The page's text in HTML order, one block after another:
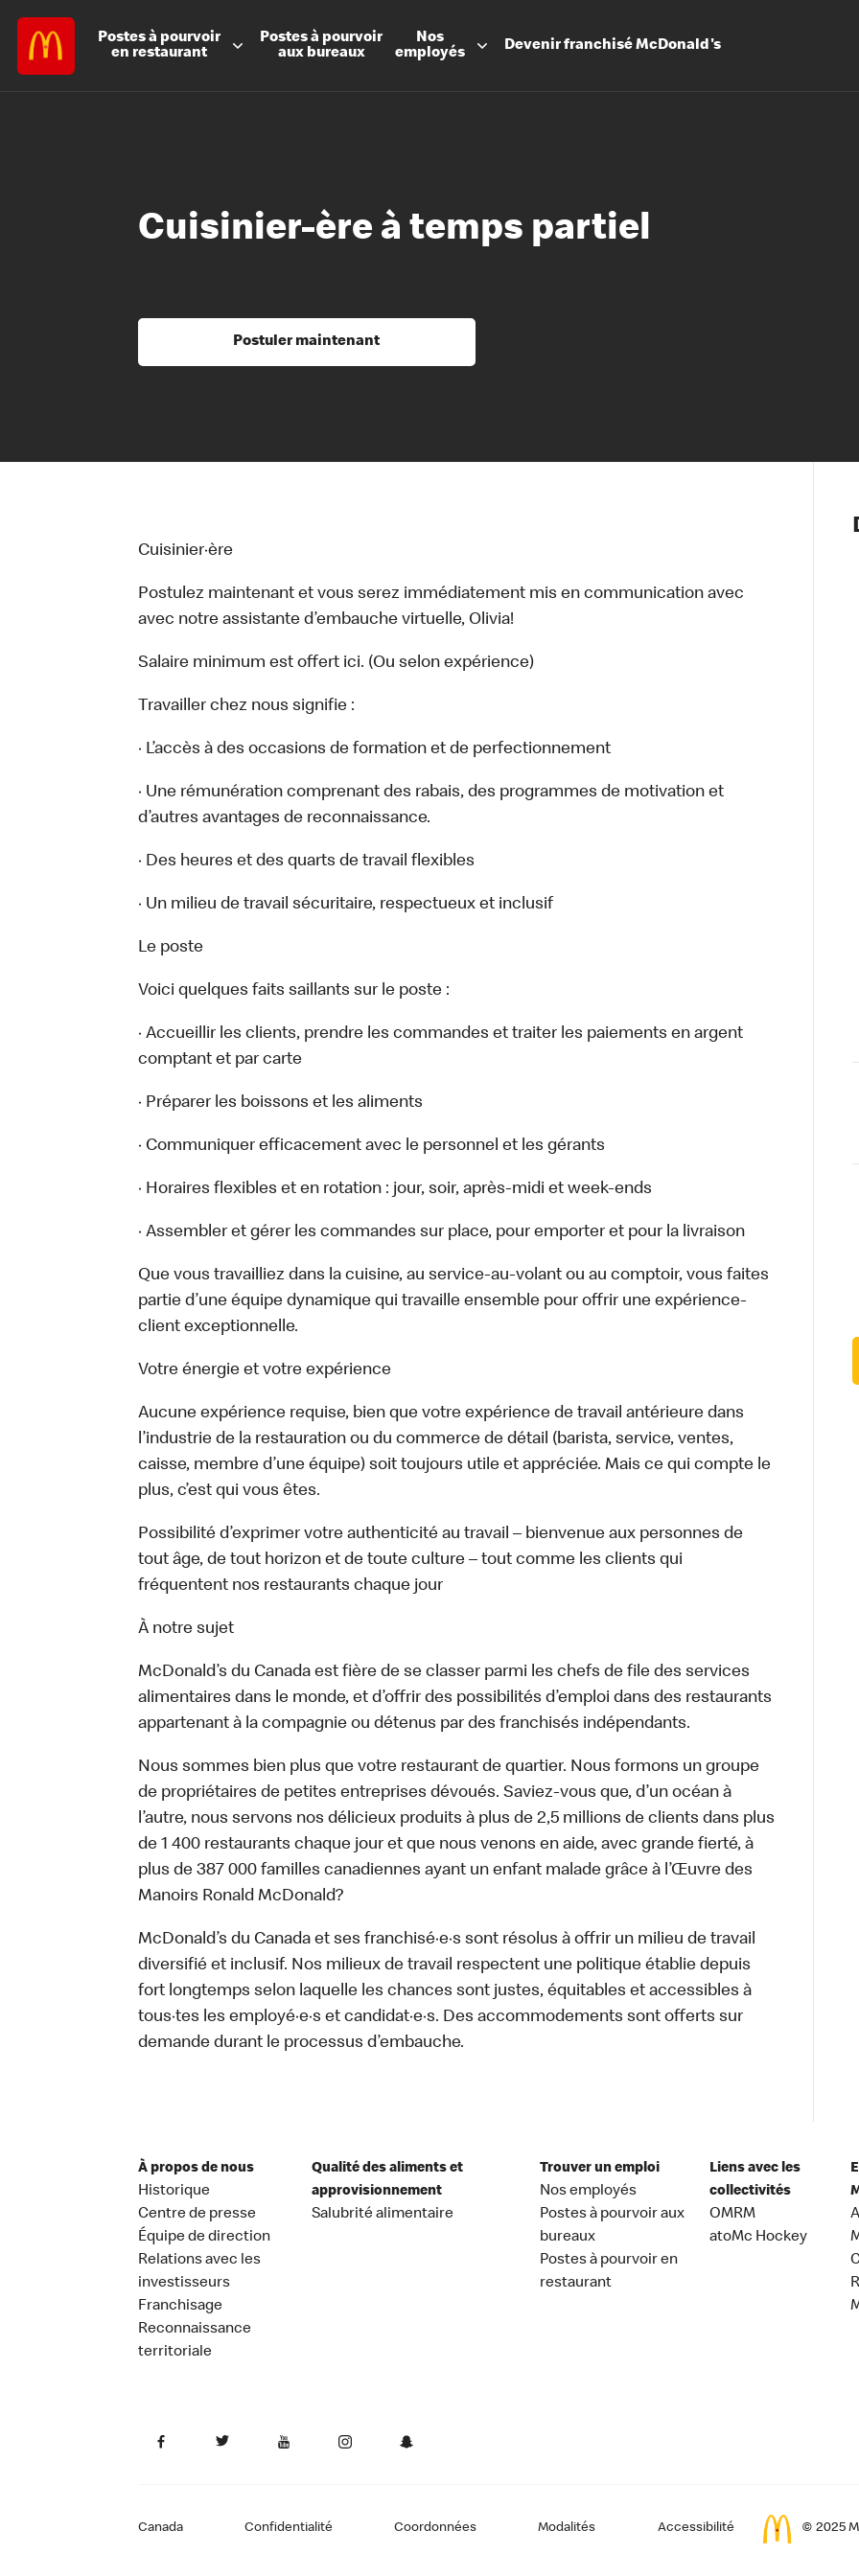
Postes à pourvoir
en restaurant
Postes à pourvoir
aux bureaux
Nos
employés
DevenirfranchiséMcDonald's
Les
Notre
Nos
Santé et
Cuisinier-ère à temps partiel
Postuler maintenant
Cuisinier·ère
Postulez maintenant et vous serez immédiatement mis en communication avec
avec notre assistante d’embauche virtuelle, Olivia!
Salaire minimum est offert ici. (Ou selon expérience)
Travailler chez nous signifie :
· L’accès à des occasions de formation et de perfectionnement
· Une rémunération comprenant des rabais, des programmes de motivation et
d’autres avantages de reconnaissance.
· Des heures et des quarts de travail flexibles
· Un milieu de travail sécuritaire, respectueux et inclusif
Le poste
Voici quelques faits saillants sur le poste :
· Accueillir les clients, prendre les commandes et traiter les paiements en argent
comptant et par carte
· Préparer les boissons et les aliments
· Communiquer efficacement avec le personnel et les gérants
· Horaires flexibles et en rotation : jour, soir, après-midi et week-ends
· Assembler et gérer les commandes sur place, pour emporter et pour la livraison
Que vous travailliez dans la cuisine, au service-au-volant ou au comptoir, vous faites
partie d’une équipe dynamique qui travaille ensemble pour offrir une expérience-
client exceptionnelle.
Votre énergie et votre expérience
Aucune expérience requise, bien que votre expérience de travail antérieure dans
l’industrie de la restauration ou du commerce de détail (barista, service, ventes,
caisse, membre d’une équipe) soit toujours utile et appréciée. Mais ce qui compte le
plus, c’est qui vous êtes.
Possibilité d’exprimer votre authenticité au travail – bienvenue aux personnes de
tout âge, de tout horizon et de toute culture – tout comme les clients qui
fréquentent nos restaurants chaque jour
À notre sujet
McDonald’s du Canada est fière de se classer parmi les chefs de file des services
alimentaires dans le monde, et d’offrir des possibilités d’emploi dans des restaurants
appartenant à la compagnie ou détenus par des franchisés indépendants.
Nous sommes bien plus que votre restaurant de quartier. Nous formons un groupe
de propriétaires de petites entreprises dévoués. Saviez-vous que, d’un océan à
l’autre, nous servons nos délicieux produits à plus de 2,5 millions de clients dans plus
de 1 400 restaurants chaque jour et que nous venons en aide, avec grande fierté, à
plus de 387 000 familles canadiennes ayant un enfant malade grâce à l’Œuvre des
Manoirs Ronald McDonald?
McDonald’s du Canada et ses franchisé·e·s sont résolus à offrir un milieu de travail
diversifié et inclusif. Nos milieux de travail respectent une politique établie depuis
fort longtemps selon laquelle les chances sont justes, équitables et accessibles à
tous·tes les employé·e·s et candidat·e·s. Des accommodements sont offerts sur
demande durant le processus d’embauche.
À propos de nous
Historique
Centre de presse
Équipe de direction
Relations avec les
investisseurs
Franchisage
Reconnaissance
territoriale
Qualité des aliments et
approvisionnement
Salubrité alimentaire
Trouver un emploi
Nos employés
Postes à pourvoir aux
bureaux
Postes à pourvoir en
restaurant
Liens avec les
collectivités
OMRM
atoMc Hockey
Canada Confidentialité Coordonnées Modalités Accessibilité © 2025